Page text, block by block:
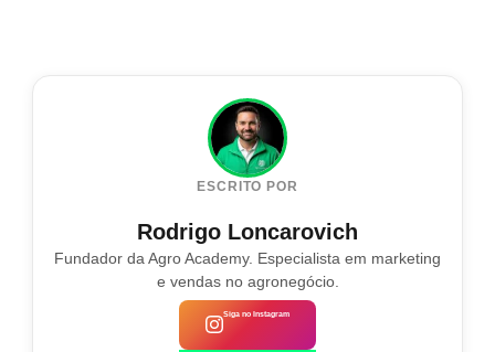
ESCRITO POR
Rodrigo Loncarovich
Fundador da Agro Academy. Especialista em marketing
e vendas no agronegócio.
Siga no Instagram